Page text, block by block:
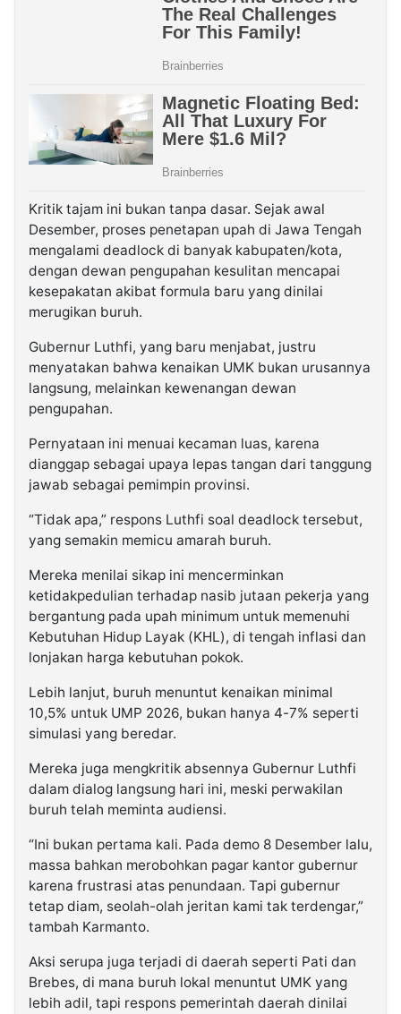
Kritik tajam ini bukan tanpa dasar. Sejak awal
Desember, proses penetapan upah di Jawa Tengah
mengalami deadlock di banyak kabupaten/kota,
dengan dewan pengupahan kesulitan mencapai
kesepakatan akibat formula baru yang dinilai
merugikan buruh.
Gubernur Luthfi, yang baru menjabat, justru
menyatakan bahwa kenaikan UMK bukan urusannya
langsung, melainkan kewenangan dewan
pengupahan.
Pernyataan ini menuai kecaman luas, karena
dianggap sebagai upaya lepas tangan dari tanggung
jawab sebagai pemimpin provinsi.
“Tidak apa,” respons Luthfi soal deadlock tersebut,
yang semakin memicu amarah buruh.
Mereka menilai sikap ini mencerminkan
ketidakpedulian terhadap nasib jutaan pekerja yang
bergantung pada upah minimum untuk memenuhi
Kebutuhan Hidup Layak (KHL), di tengah inflasi dan
lonjakan harga kebutuhan pokok.
Lebih lanjut, buruh menuntut kenaikan minimal
10,5% untuk UMP 2026, bukan hanya 4-7% seperti
simulasi yang beredar.
Mereka juga mengkritik absennya Gubernur Luthfi
dalam dialog langsung hari ini, meski perwakilan
buruh telah meminta audiensi.
“Ini bukan pertama kali. Pada demo 8 Desember lalu,
massa bahkan merobohkan pagar kantor gubernur
karena frustrasi atas penundaan. Tapi gubernur
tetap diam, seolah-olah jeritan kami tak terdengar,”
tambah Karmanto.
Aksi serupa juga terjadi di daerah seperti Pati dan
Brebes, di mana buruh lokal menuntut UMK yang
lebih adil, tapi respons pemerintah daerah dinilai